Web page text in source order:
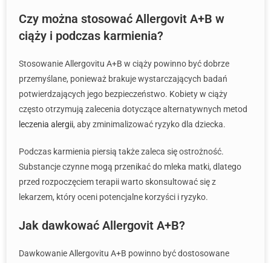
Czy można stosować Allergovit A+B w
ciąży i podczas karmienia?
Stosowanie Allergovitu A+B w ciąży powinno być dobrze
przemyślane, ponieważ brakuje wystarczających badań
potwierdzających jego bezpieczeństwo. Kobiety w ciąży
często otrzymują zalecenia dotyczące alternatywnych metod
leczenia alergii, aby zminimalizować ryzyko dla dziecka.
Podczas karmienia piersią także zaleca się ostrożność.
Substancje czynne mogą przenikać do mleka matki, dlatego
przed rozpoczęciem terapii warto skonsultować się z
lekarzem, który oceni potencjalne korzyści i ryzyko.
Jak dawkować Allergovit A+B?
Dawkowanie Allergovitu A+B powinno być dostosowane